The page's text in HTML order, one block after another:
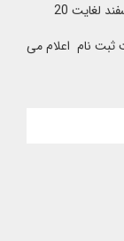
غرفه ویژه پوشاک و آجیل و خوشکبار در تاریخ 10 اسفند لغایت 20
جهت ثبت نام اعلام می